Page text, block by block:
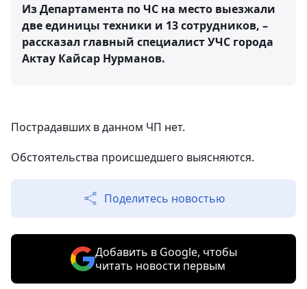
Из Департамента по ЧС на место выезжали
две единицы техники и 13 сотрудников, –
рассказал главный специалист УЧС города
Актау Кайсар Нурманов.
Пострадавших в данном ЧП нет.
Обстоятельства происшедшего выясняются.
Поделитесь новостью
Добавить в Google, чтобы
читать новости первым